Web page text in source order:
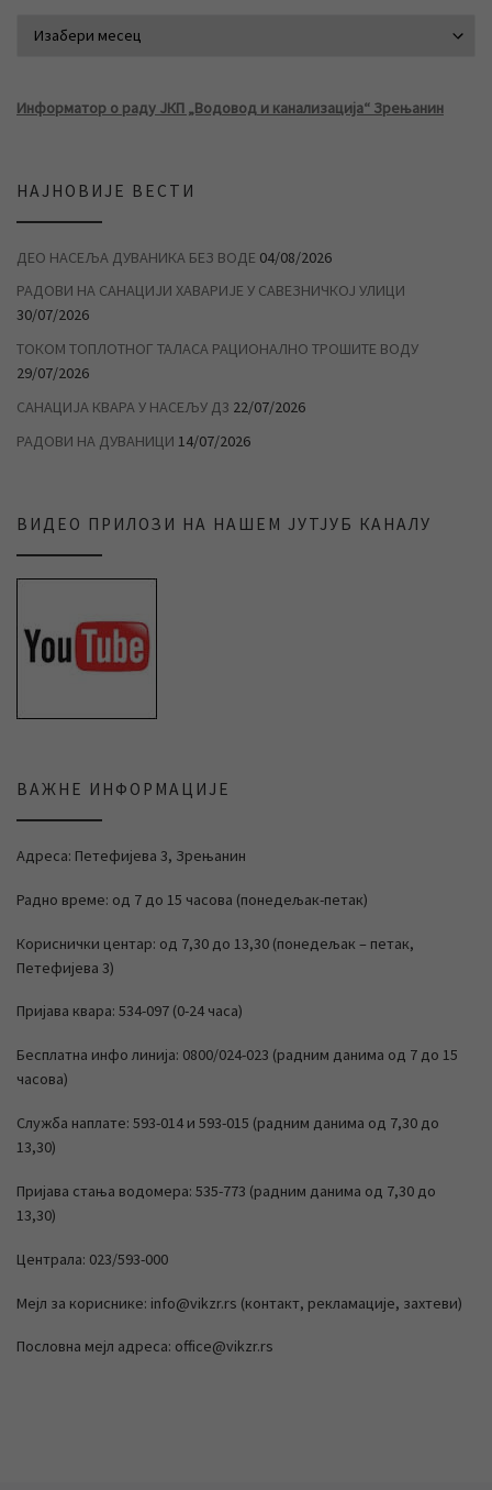
Информатор о раду ЈКП „Водовод и канализација“ Зрењанин
НАЈНОВИЈЕ ВЕСТИ
ДЕО НАСЕЉА ДУВАНИКА БЕЗ ВОДЕ 04/08/2026
РАДОВИ НА САНАЦИЈИ ХАВАРИЈЕ У САВЕЗНИЧКОЈ УЛИЦИ
30/07/2026
ТОКОМ ТОПЛОТНОГ ТАЛАСА РАЦИОНАЛНО ТРОШИТЕ ВОДУ
29/07/2026
САНАЦИЈА КВАРА У НАСЕЉУ Д3 22/07/2026
РАДОВИ НА ДУВАНИЦИ 14/07/2026
ВИДЕО ПРИЛОЗИ НА НАШЕМ ЈУТЈУБ КАНАЛУ
ВАЖНЕ ИНФОРМАЦИЈЕ
Адреса: Петефијева 3, Зрењанин
Радно време: од 7 до 15 часова (понедељак-петак)
Кориснички центар: од 7,30 до 13,30 (понедељак – петак,
Петефијева 3)
Пријава квара: 534-097 (0-24 часа)
Бесплатна инфо линија: 0800/024-023 (радним данима од 7 до 15
часова)
Служба наплате: 593-014 и 593-015 (радним данима од 7,30 до
13,30)
Пријава стања водомера: 535-773 (радним данима од 7,30 до
13,30)
Централа: 023/593-000
Мејл за кориснике: info@vikzr.rs (контакт, рекламације, захтеви)
Пословна мејл адреса: office@vikzr.rs